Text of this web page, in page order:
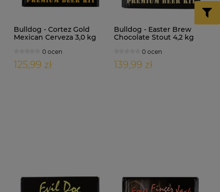
Bulldog - Cortez Gold
Mexican Cerveza 3,0 kg
0 ocen
125,99 zł
Bulldog - Easter Brew
Chocolate Stout 4,2 kg
0 ocen
139,99 zł